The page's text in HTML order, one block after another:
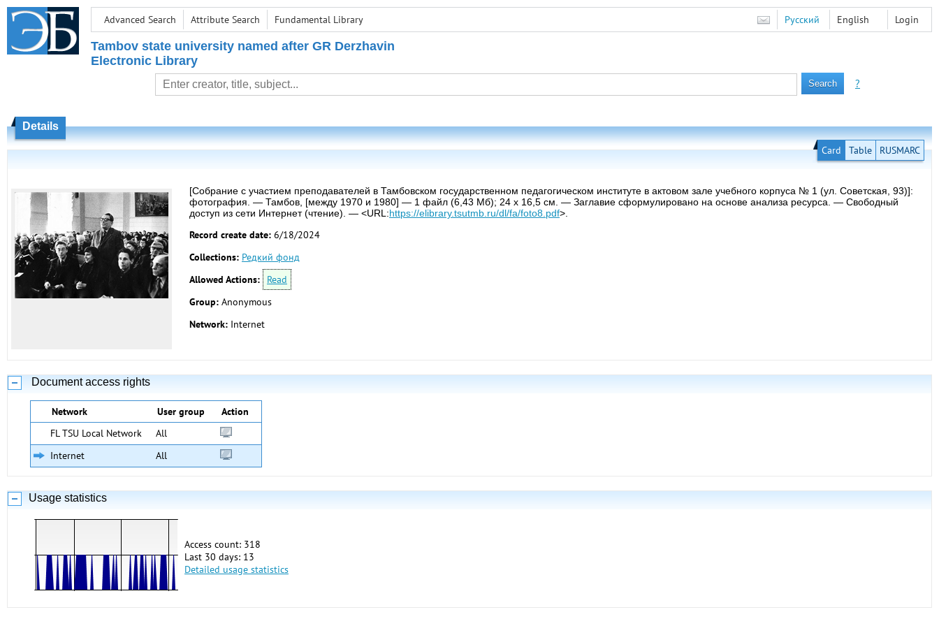
Advanced Search Attribute Search Fundamental Library Login
Русский English
Tambov state university named after GR Derzhavin
Electronic Library
?
Details
Card Table RUSMARC
[Собрание с участием преподавателей в Тамбовском государственном педагогическом институте в актовом зале учебного корпуса № 1 (ул. Советская, 93)]:
фотография. — Тамбов, [между 1970 и 1980] — 1 файл (6,43 Мб); 24 х 16,5 см. — Заглавие сформулировано на основе анализа ресурса. — Свободный
доступ из сети Интернет (чтение). — <URL:https://elibrary.tsutmb.ru/dl/fa/foto8.pdf>.
Record create date: 6/18/2024
Collections: Редкий фонд
Allowed Actions:
Read
Group: Anonymous
Network: Internet
Document access rights
Network User group
Action
FL TSU Local Network
All
Internet
All
Usage statistics
Access count: 318
Last 30 days: 13
Detailed usage statistics